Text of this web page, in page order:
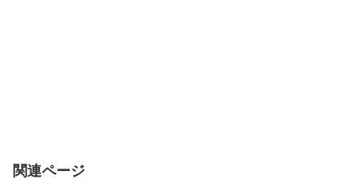
関連ページ